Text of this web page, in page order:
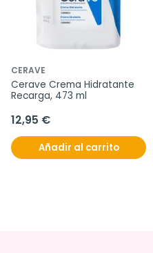
CERAVE
Cerave Crema Hidratante
Recarga, 473 ml
12,95 €
Añadir al carrito